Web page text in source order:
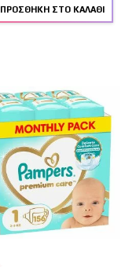
ΠΡΟΣΘΉΚΗ ΣΤΟ ΚΑΛΆΘΙ